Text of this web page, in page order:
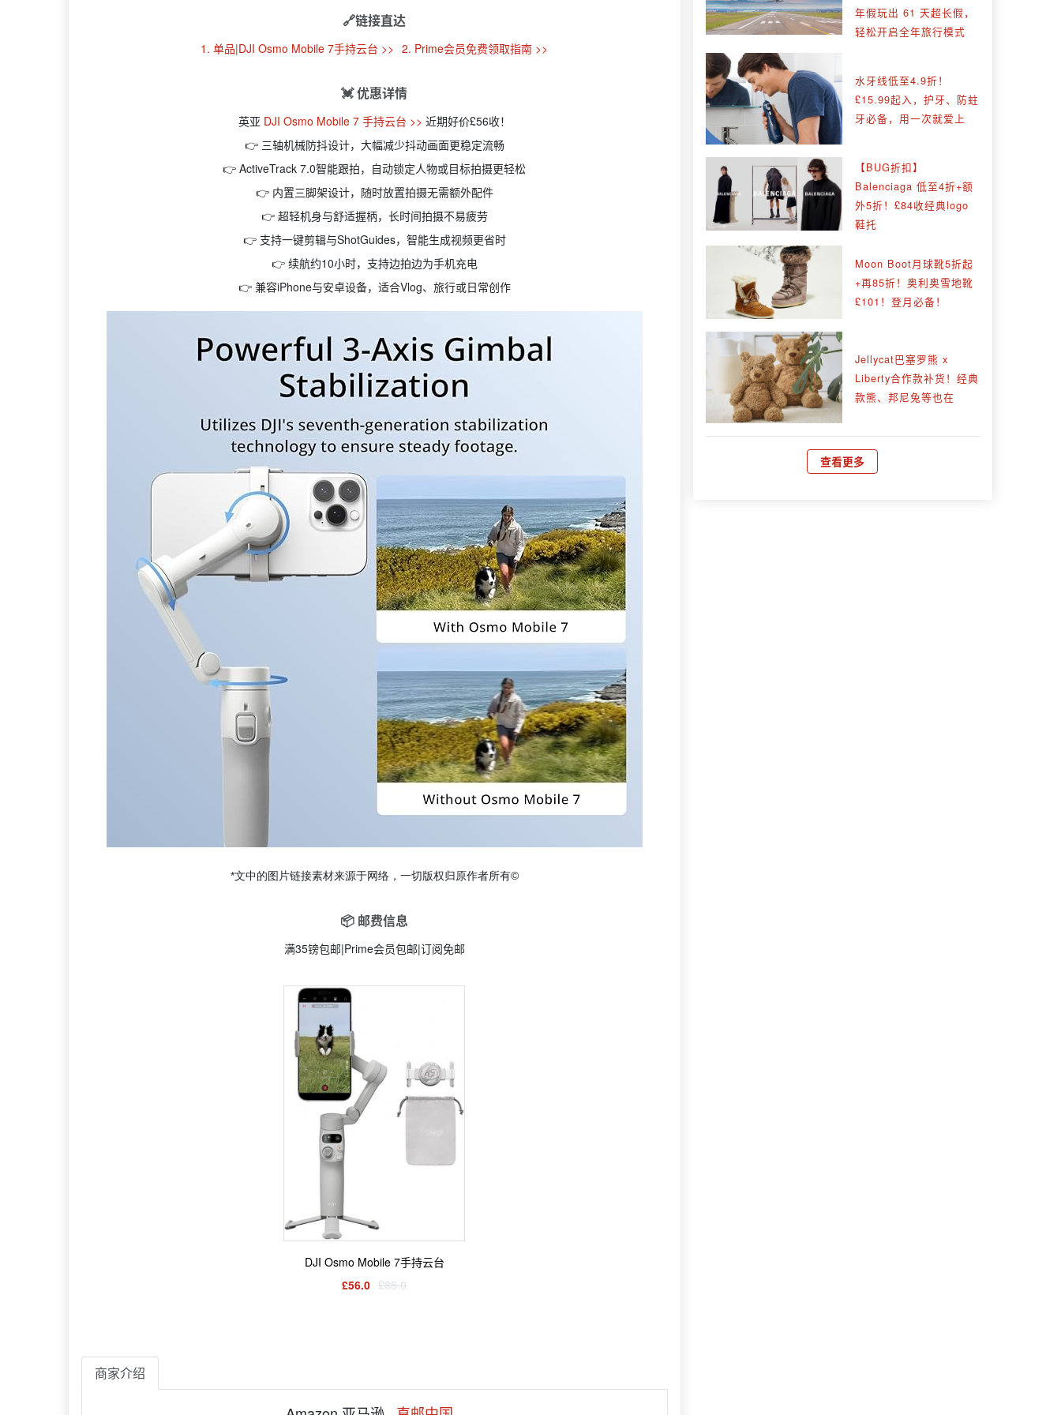
🔗链接直达
1. 单品|DJI Osmo Mobile 7手持云台 >> 2. Prime会员免费领取指南 >>
💓 优惠详情
英亚 DJI Osmo Mobile 7 手持云台 >> 近期好价£56收！
👉 三轴机械防抖设计，大幅减少抖动画面更稳定流畅
👉 ActiveTrack 7.0智能跟拍，自动锁定人物或目标拍摄更轻松
👉 内置三脚架设计，随时放置拍摄无需额外配件
👉 超轻机身与舒适握柄，长时间拍摄不易疲劳
👉 支持一键剪辑与ShotGuides，智能生成视频更省时
👉 续航约10小时，支持边拍边为手机充电
👉 兼容iPhone与安卓设备，适合Vlog、旅行或日常创作
*文中的图片链接素材来源于网络，一切版权归原作者所有©
📦 邮费信息
满35镑包邮|Prime会员包邮|订阅免邮
DJI Osmo Mobile 7手持云台
£56.0 £85.0
商家介绍
年假玩出 61 天超长假，
轻松开启全年旅行模式
水牙线低至4.9折！
£15.99起入，护牙、防蛀
牙必备，用一次就爱上
【BUG折扣】
Balenciaga 低至4折+额
外5折！£84收经典logo
鞋托
Moon Boot月球靴5折起
+再85折！奥利奥雪地靴
£101！登月必备！
Jellycat巴塞罗熊 x
Liberty合作款补货！经典
款熊、邦尼兔等也在
查看更多